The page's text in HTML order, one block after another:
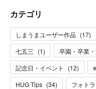
カテゴリ
しまうまユーザー作品 (17)
七五三 (1) 卒園・卒業
記念日・イベント
(12)
HUG Tips (34) フォト